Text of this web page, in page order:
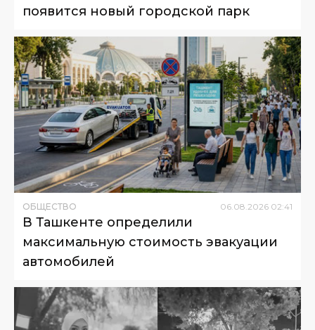
появится новый городской парк
ОБЩЕСТВО 06.08.2026 02:41
В Ташкенте определили
максимальную стоимость эвакуации
автомобилей